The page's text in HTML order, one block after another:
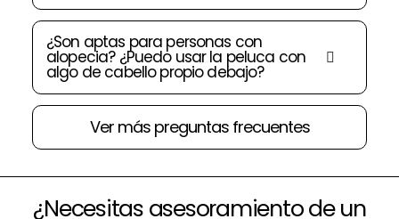
¿Son aptas para personas con
alopecia? ¿Puedo usar la peluca con
algo de cabello propio debajo?
Ver más preguntas frecuentes
¿Necesitas asesoramiento de un